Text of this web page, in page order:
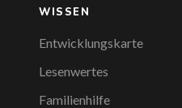
WISSEN
Entwicklungskarte
Lesenwertes
Familienhilfe